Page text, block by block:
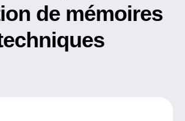
de mémoires